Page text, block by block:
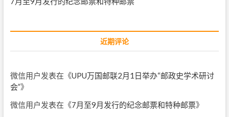
近期评论
微信用户发表在《UPU万国邮联2月1日举办“邮政史学术研讨
会”》
微信用户发表在《7月至9月发行的纪念邮票和特种邮票》